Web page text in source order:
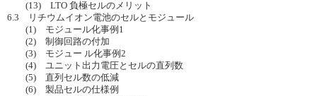
(13) LTO 負極セルのメリット
6.3 リチウムイオン電池のセルとモジュール
(1) モジュール化事例1
(2) 制御回路の付加
(3) モジュー ル化事例2
(4) ユニット出力電圧とセルの直列数
(5) 直列セル数の低減
(6) 製品セルの仕様例